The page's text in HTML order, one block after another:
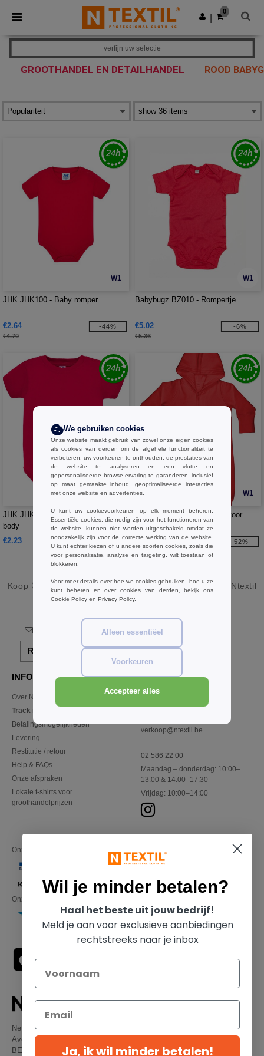
× Ntextil-app
Betere prijzen in de app!
Download app
0
GROOTHANDEL EN DETAILHANDEL ROOD
verfijn uw selectie
W1
JHK JHK100 - Baby romper
€2.64
€4.70
-44%
W1
Babybugz BZ010 - Rompertje
€5.02
€5.36
-6%
W1
JHK JHK120 - Short-sleeved baby
body
€2.23
W1
Babybugz BZ025 - Onesie voor
baby's en peuters
€7.86
-52%
Koop Groothandel en detailhandel Rood Babygrows
bij Ntextil
Belgique
Registreer!
INFORMATIE
Over Ntextil
Track my order now
Betalingsmogelijkheden
Levering
Restitutie / retour
Help & FAQs
Onze afspraken
Lokale t-shirts voor
groothandelprijzen
CONTACTEER ONS
klant@ntextil.be
verkoop@ntextil.be
02 586 22 00
Maandag – donderdag: 10:00–
13:00 & 14:00–17:30
Vrijdag: 10:00–14:00
Onze financiële partners
Onze transporteurs
Netenders Belgium SRL
Avenue Hermann-Debroux 54, 1160, Bruxelles
BE61 3632 1629 8017
We gebruiken cookies
Onze website maakt gebruik van zowel onze eigen cookies
als cookies van derden om de algehele functionaliteit te
verbeteren, uw voorkeuren te onthouden, de prestaties van
de website te analyseren en een vlotte en
gepersonaliseerde browse-ervaring te garanderen, inclusief
op maat gemaakte inhoud, geoptimaliseerde interacties
met onze website en advertenties.
U kunt uw cookievoorkeuren op elk moment beheren.
Essentiële cookies, die nodig zijn voor het functioneren van
de website, kunnen niet worden uitgeschakeld omdat ze
noodzakelijk zijn voor de correcte werking van de website.
U kunt echter kiezen of u andere soorten cookies, zoals die
voor personalisatie, analyse en targeting, wilt toestaan of
blokkeren.
Voor meer details over hoe we cookies gebruiken, hoe u ze
kunt beheren en over cookies van derden, bekijk ons
Cookie Policy en Privacy Policy.
Alleen essentiëel
Voorkeuren
Accepteer alles
Wil je minder betalen?
Haal het beste uit jouw bedrijf!
Meld je aan voor exclusieve aanbiedingen
rechtstreeks naar je inbox
Ja, ik wil minder betalen!